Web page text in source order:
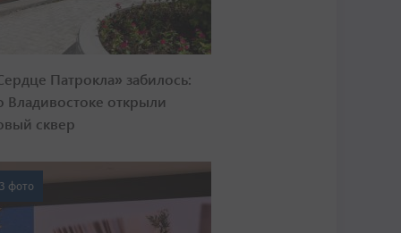
Патрокла» забилось:
Владивостоке открыли
сквер
фото